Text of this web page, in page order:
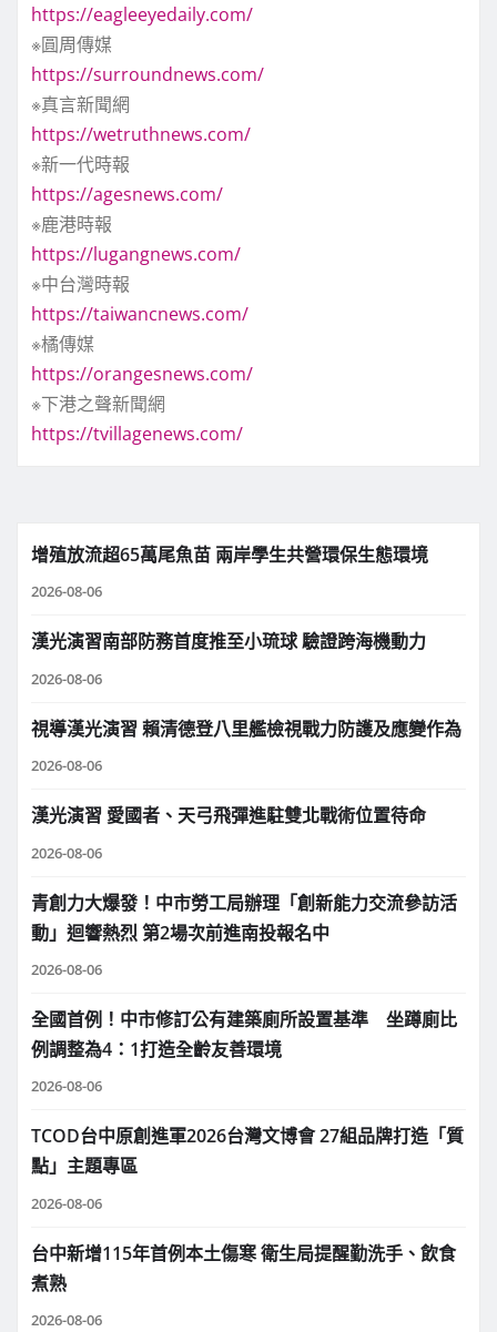
https://eagleeyedaily.com/
※圓周傳媒
https://surroundnews.com/
※真言新聞網
https://wetruthnews.com/
※新一代時報
https://agesnews.com/
※鹿港時報
https://lugangnews.com/
※中台灣時報
https://taiwancnews.com/
※橘傳媒
https://orangesnews.com/
※下港之聲新聞網
https://tvillagenews.com/
增殖放流超65萬尾魚苗 兩岸學生共營環保生態環境
2026-08-06
漢光演習南部防務首度推至小琉球 驗證跨海機動力
2026-08-06
視導漢光演習 賴清德登八里艦檢視戰力防護及應變作為
2026-08-06
漢光演習 愛國者、天弓飛彈進駐雙北戰術位置待命
2026-08-06
青創力大爆發！中市勞工局辦理「創新能力交流參訪活
動」迴響熱烈 第2場次前進南投報名中
2026-08-06
全國首例！中市修訂公有建築廁所設置基準 坐蹲廁比
例調整為4：1打造全齡友善環境
2026-08-06
TCOD台中原創進軍2026台灣文博會 27組品牌打造「質
點」主題專區
2026-08-06
台中新增115年首例本土傷寒 衛生局提醒勤洗手、飲食
煮熟
2026-08-06